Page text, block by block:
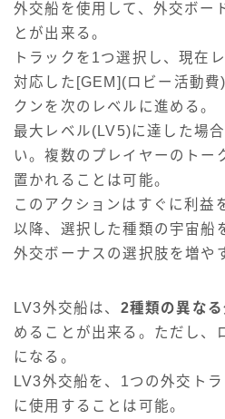
外交船を使用して、外交ボー
とが出来る。
トラックを1つ選択し、現在
対応した[GEM](ロビー活動費
クンを次のレベルに進める。
最大レベル(LV5)に達した場
い。複数のプレイヤーのトー
置かれることは可能。
このアクションはすぐに利益
以降、選択した種類の宇宙船
外交ボーナスの選択肢を増や
LV3外交船は、 2種類の異なる
めることが出来る。ただし、
になる。
LV3外交船を、1つの外交ト
に使用することは可能。